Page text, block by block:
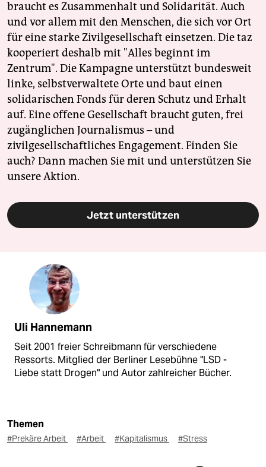
braucht es Zusammenhalt und Solidarität. Auch
und vor allem mit den Menschen, die sich vor Ort
für eine starke Zivilgesellschaft einsetzen. Die taz
kooperiert deshalb mit "Alles beginnt im
Zentrum". Die Kampagne unterstützt bundesweit
linke, selbstverwaltete Orte und baut einen
solidarischen Fonds für deren Schutz und Erhalt
auf. Eine offene Gesellschaft braucht guten, frei
zugänglichen Journalismus – und
zivilgesellschaftliches Engagement. Finden Sie
auch? Dann machen Sie mit und unterstützen Sie
unsere Aktion.
Jetzt unterstützen
Uli Hannemann
Seit 2001 freier Schreibmann für verschiedene
Ressorts. Mitglied der Berliner Lesebühne "LSD -
Liebe statt Drogen" und Autor zahlreicher Bücher.
Themen
#Prekäre Arbeit #Arbeit #Kapitalismus #Stress